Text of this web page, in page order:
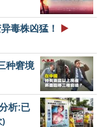
毒株凶猛！ ▶️
种窘境
析:已
)